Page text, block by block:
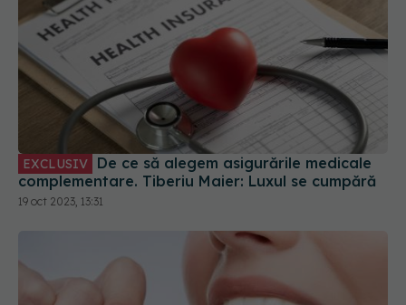
EXCLUSIV
complementare. Tiberiu Maier: Luxul se cumpără
19 oct 2023, 13:31